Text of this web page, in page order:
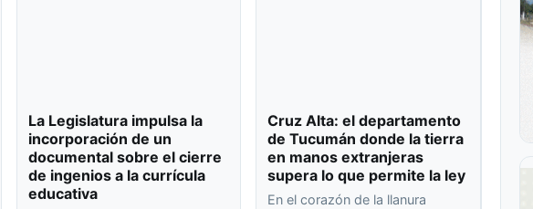
La Legislatura impulsa la
incorporación de un
documental sobre el cierre
de ingenios a la currícula
educativa
Cruz Alta: el departamento
de Tucumán donde la tierra
en manos extranjeras
supera lo que permite la ley
En el corazón de la llanura